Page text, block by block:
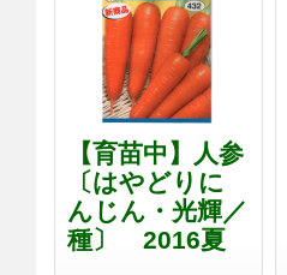
【育苗中】人参
〔はやどりに
んじん・光輝／
種〕 2016夏